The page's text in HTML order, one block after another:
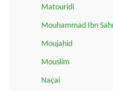
Matouridi
Mouhammad Ibn
Moujahid
Mouslim
Naçai